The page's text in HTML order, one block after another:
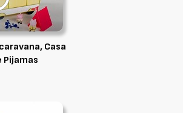
Casa
Pijamas